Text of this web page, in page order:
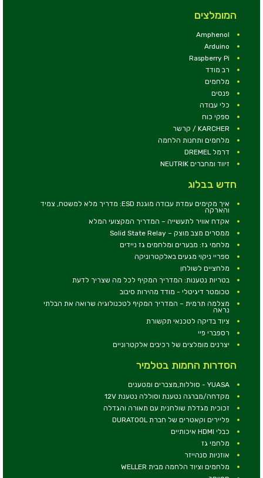
המומלצים
Amphenol
Arduino
Raspberry Pi
רב מודד
מלחמים
פנסים
כלי עבודה
ספקי כוח
KARCHER / קרשר
מלחמים ותחנות הלחמה
דרמל DREMEL
זיווד ומחברים NEUTRIK
חדש בבלוג
איך מקימים עמדת עבודה מוגנת ESD: מדריך מלא למשטח, צמיד
והארקה
אקדח אוויר לתעשייה – המדריך המקצועי המלא
ממסרים מצב מוצק – Solid State Relay
מלחמי גז: מבערים ומלחמים גז ניידים
ספריי ניקוי מגעים באלקטרוניקה
מלחציים לשולחן
בטריות נטענות: המדריך המקיף לכל מה שצריך לדעת
טכומטר דיגיטלי - מודד מהירות סיבוב
מצלמה תרמית – המדריך המקיף לטכנולוגיה שרואה את הבלתי
נראה
ציוד בדיקה לטכנאי תקשורת
רספברי פיי
יצרנים מומלצים של רכיבים אלקטרוניים
הסדרות החמות בטלמיר
YUASA - סוללות,מצברים ומטענים
מקדחה/מברגה נטענת וסוללה נטענת 12V
זכוכית מגדלת שולחנית עם תאורה והגדלה
פליירים וקאטרים של חברת DURATOOL
כבלי HDMI איכותיים
מלחמי גז
אוזניות סנהייזר
מלחמים וציוד הלחמה מבית WELLER